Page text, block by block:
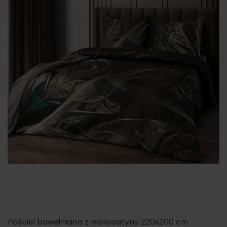
Pościel bawełniana z makosatyny 220x200 cm